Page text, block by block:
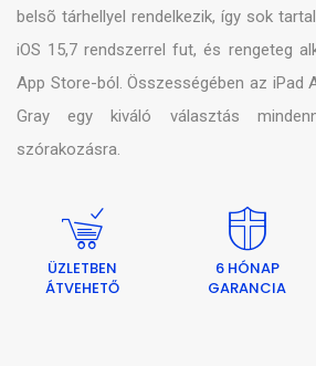
belsõ tárhellyel rendelkezik, így sok
iOS 15,7 rendszerrel fut, és rengeteg
App Store-ból. Összességében az iPad
Gray egy kiváló választás
szórakozásra.
ÜZLETBEN
ÁTVEHETŐ
6 HÓNAP
GARANCIA